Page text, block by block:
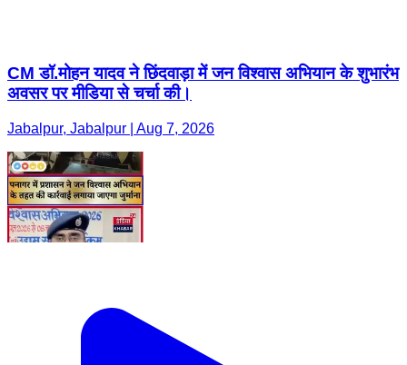
CM डॉ.मोहन यादव ने छिंदवाड़ा में जन विश्वास अभियान के शुभारंभ
अवसर पर मीडिया से चर्चा की।
Jabalpur, Jabalpur | Aug 7, 2026